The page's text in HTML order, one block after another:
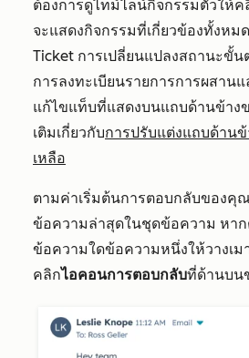
ต้องการดูไทม์ไลน์กิจกรรมตั๋วให้ค
จะแสดงกิจกรรมที่เกี่ยวข้องทั้งหม
Ticket การเปลี่ยนแปลงสถานะขั้
การลงทะเบียนรายการการผสาน
แก้ไขแท็บที่แสดงบนแถบด้านข้าง
เติมเกี่ยวกับการปรับแต่งแถบด้าน
เหลือ
ตามค่าเริ่มต้นการตอบกลับของคุ
ข้อความล่าสุดในชุดข้อความ หา
ข้อความใดข้อความหนึ่งให้วางเ
คลิกไอคอนการตอบกลับที่ด้านบน